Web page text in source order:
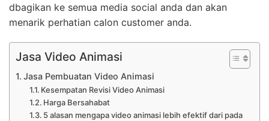
dbagikan ke semua media social anda dan akan
menarik perhatian calon customer anda.
Jasa Video Animasi
Jasa Pembuatan Video Animasi
Kesempatan Revisi Video Animasi
Harga Bersahabat
5 alasan mengapa video animasi lebih efektif dari pada